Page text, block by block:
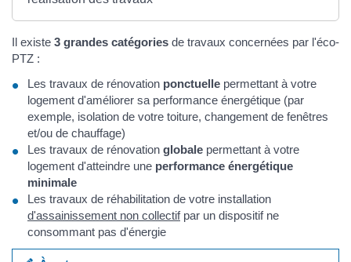
Il existe 3 grandes catégories de travaux concernées par l'éco-
PTZ :
Les travaux de rénovation ponctuelle permettant à votre
logement d'améliorer sa performance énergétique (par
exemple, isolation de votre toiture, changement de fenêtres
et/ou de chauffage)
Les travaux de rénovation globale permettant à votre
logement d'atteindre une performance énergétique
minimale
Les travaux de réhabilitation de votre installation
d'assainissement non collectifpar un dispositif ne
consommant pas d'énergie